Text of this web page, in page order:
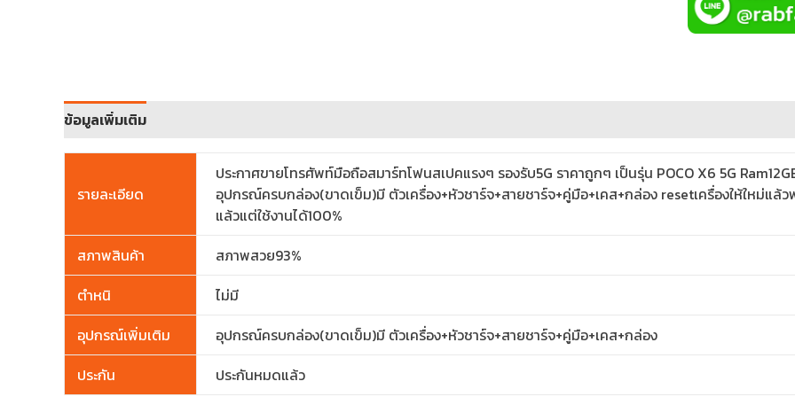
ข้อมูลเพิ่มเติม
รายละเอียด
ประกาศขายโทรศัพท์มือถือสมาร์ทโฟนสเปคแรงๆ รองรับ5G ราคาถูกๆ เป็นรุ่น POCO X6 5G
อุปกรณ์ครบกล่อง(ขาดเข็ม)มี ตัวเครื่อง+หัวชาร์จ+สายชาร์จ+คู่มือ+เคส+กล่อง resetเครื่องให้ใหม่
แล้วแต่ใช้งานได้100%
สภาพสินค้า
สภาพสวย93%
ตำหนิ
ไม่มี
อุปกรณ์เพิ่มเติม
อุปกรณ์ครบกล่อง(ขาดเข็ม)มี ตัวเครื่อง+หัวชาร์จ+สายชาร์จ+คู่มือ+เคส+กล่อง
ประกัน
ประกันหมดแล้ว